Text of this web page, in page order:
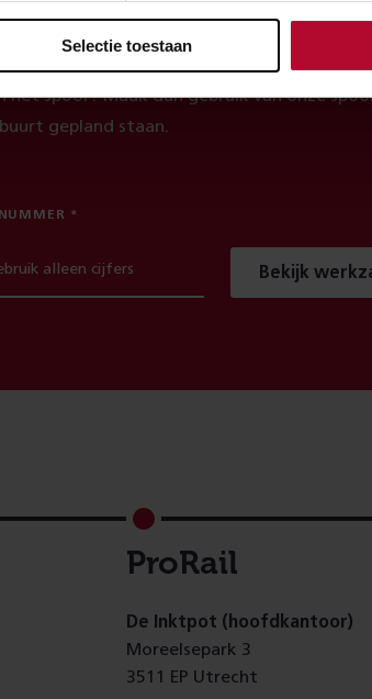
Selectie toestaan
spoor? Maak dan gebruik van onze
gepland staan.
Bekijk
ProRail
De Inktpot (hoofdkantoor)
Moreelsepark 3
3511 EP Utrecht